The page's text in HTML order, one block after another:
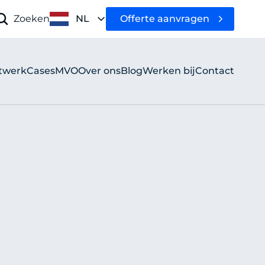
Zoeken NL Offerte aanvragen
CasesMVOOver onsBlogWerken bijContact